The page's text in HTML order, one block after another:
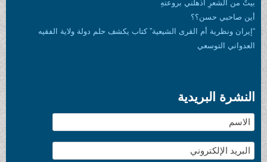
بيتٌ من الشعرِ اذهلني بروعتهِ
أين صاحبي حسن؟؟
“إيران ونظرية أم القرى الشيعية” كتاب يكشف حلم دولة ولاية الفقيه
العدواني التوسعي
النشرة البريدية